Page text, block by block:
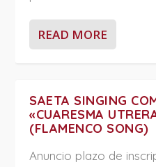
READ MORE
SAETA SINGING
«CUARESMA
(FLAMENCO SONG)
Anuncio plazo de